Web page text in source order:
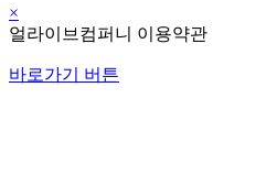
×
얼라이브컴퍼니 이용약관
바로가기 버튼